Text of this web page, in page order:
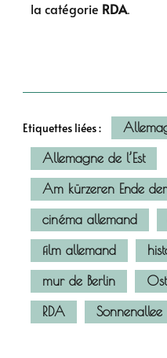
la catégorie RDA.
Etiquettes liées :
Allemagne de l’Est
Am kürzeren Ende
cinéma allemand
film allemand
mur de Berlin
RDA
Sonnenallee